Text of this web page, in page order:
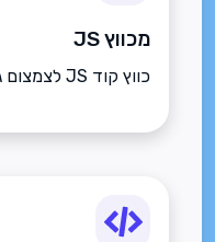
מכווץ JS
כווץ קוד JS לצמצום גודל.